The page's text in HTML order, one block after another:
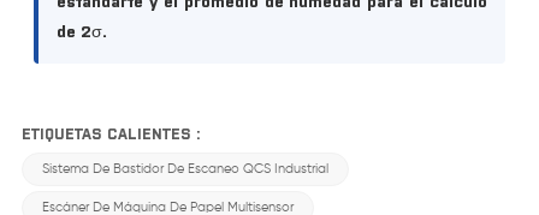
de 2σ.
ETIQUETAS CALIENTES :
Sistema De Bastidor De Escaneo QCS Industrial
Escáner De Máquina De Papel Multisensor